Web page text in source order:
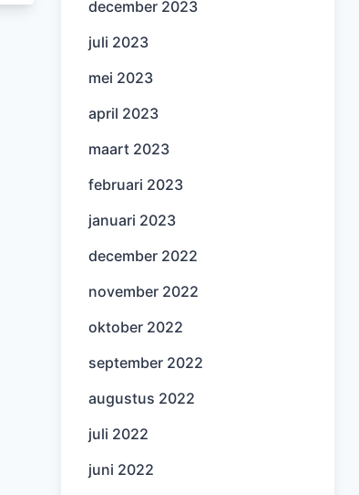
december 2023
juli 2023
mei 2023
april 2023
maart 2023
februari 2023
januari 2023
december 2022
november 2022
oktober 2022
september 2022
augustus 2022
juli 2022
juni 2022